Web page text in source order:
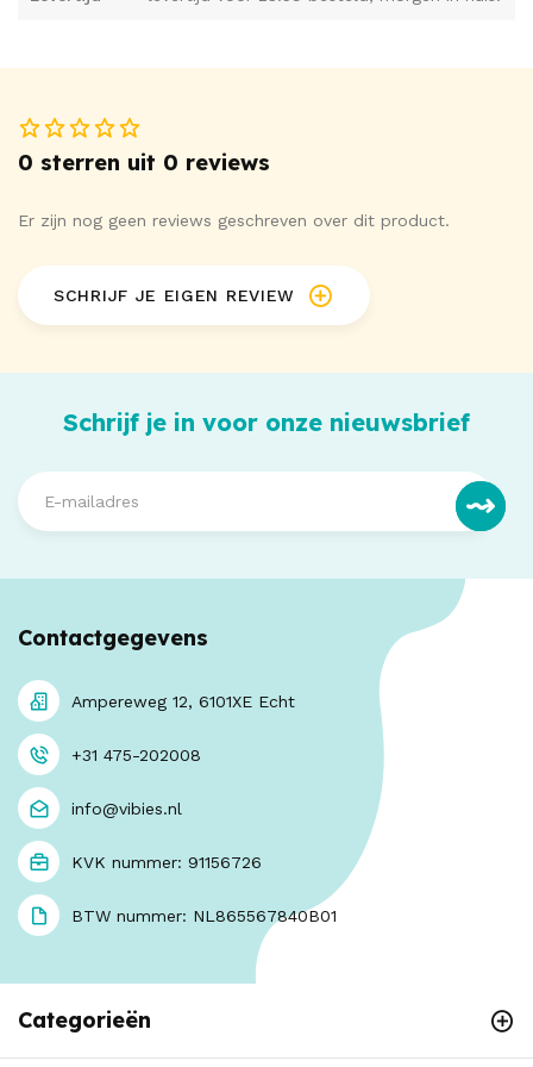
0 sterren uit 0 reviews
Er zijn nog geen reviews geschreven over dit product.
SCHRIJF JE EIGEN REVIEW
Schrijf je in voor onze nieuwsbrief
Contactgegevens
Ampereweg 12, 6101XE Echt
+31 475-202008
info@vibies.nl
KVK nummer: 91156726
BTW nummer: NL865567840B01
Categorieën